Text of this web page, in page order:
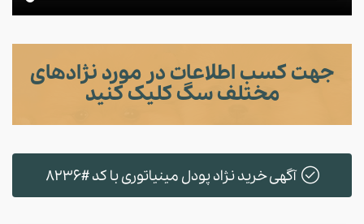
جهت کسب اطلاعات در مورد نژادهای
مختلف سگ کلیک کنید
آگهی خرید نژاد پودل مینیاتوری با کد #8236